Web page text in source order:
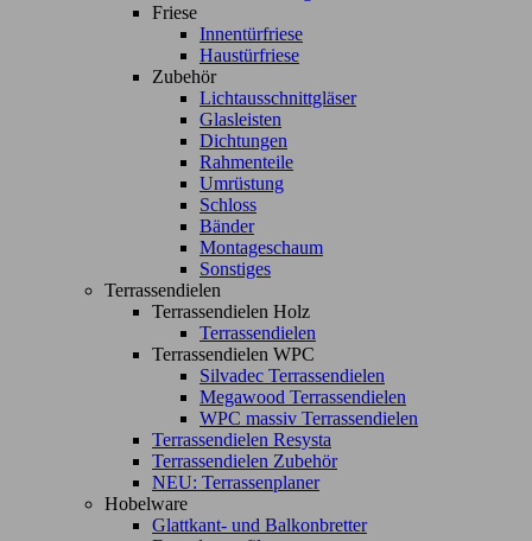
Friese
Innentürfriese
Haustürfriese
Zubehör
Lichtausschnittgläser
Glasleisten
Dichtungen
Rahmenteile
Umrüstung
Schloss
Bänder
Montageschaum
Sonstiges
Terrassendielen
Terrassendielen Holz
Terrassendielen
Terrassendielen WPC
Silvadec Terrassendielen
Megawood Terrassendielen
WPC massiv Terrassendielen
Terrassendielen Resysta
Terrassendielen Zubehör
NEU: Terrassenplaner
Hobelware
Glattkant- und Balkonbretter